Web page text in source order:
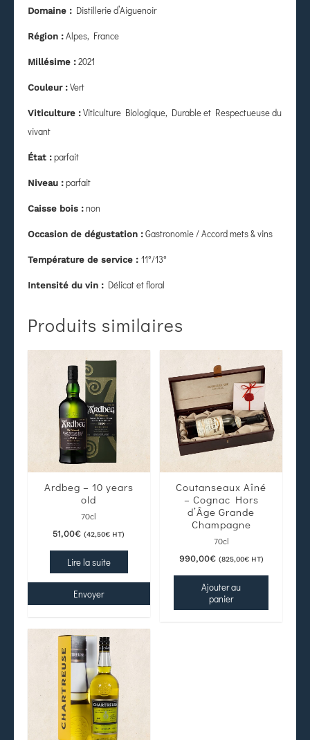
Domaine : Distillerie d’Aiguenoir
Région : Alpes, France
Millésime : 2021
Couleur : Vert
Viticulture : Viticulture Biologique, Durable et Respectueuse du
vivant
État : parfait
Niveau : parfait
Caisse bois : non
Occasion de dégustation : Gastronomie / Accord mets & vins
Température de service : 11°/13°
Intensité du vin : Délicat et floral
Produits similaires
Ardbeg – 10 years
old
70cl
51,00€ (42,50€ HT)
Lire la suite
Envoyer
Coutanseaux Aîné
– Cognac Hors
d’Âge Grande
Champagne
70cl
990,00€ (825,00€HT)
Ajouter au
panier